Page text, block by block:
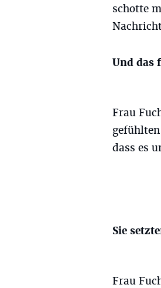
schotte
Und das
Frau
dass es
Sie
Frau